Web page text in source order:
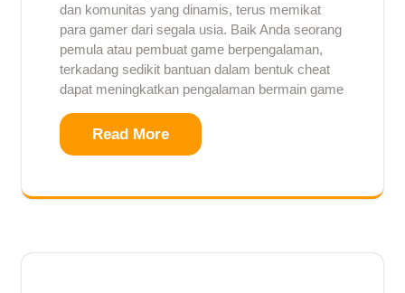
dan komunitas yang dinamis, terus memikat
para gamer dari segala usia. Baik Anda seorang
pemula atau pembuat game berpengalaman,
terkadang sedikit bantuan dalam bentuk cheat
dapat meningkatkan pengalaman bermain game
Read More